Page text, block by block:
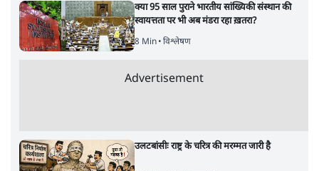
क्या 95 साल पुराने भारतीय सांख्यिकी संस्थान की
स्वायत्तता पर भी अब मंडरा रहा ख़तरा?
8 Min• विश्लेषण
Advertisement
उलटबांसीः राष्ट्र के चरित्र की मरम्मत जारी है